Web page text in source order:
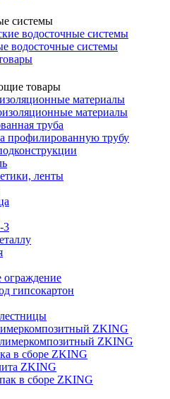
системы
водосточные системы
водосточные системы
товары
материалы
материалы
труба
профилированную трубу
ленты
3
ограждение
гипсокартон
ZKING
ZKING
в сборе ZKING
ZKING
в сборе ZKING